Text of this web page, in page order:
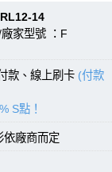
14
家型號 ：F
款、線上刷卡 (付款
S點！
依廠商而定